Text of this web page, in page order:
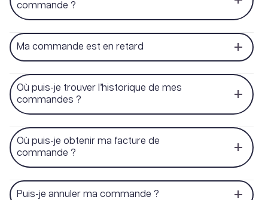
commande ?
Ma commande est en retard
Où puis-je trouver l’historique de mes
commandes ?
Où puis-je obtenir ma facture de
commande ?
Puis-je annuler ma commande ?